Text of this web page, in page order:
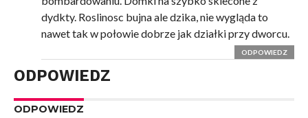
dydkty. Roslinosc bujna ale dzika, nie wygląda to
nawet tak w połowie dobrze jak działki przy dworcu.
ODPOWIEDZ
ODPOWIEDZ
ODPOWIEDZ